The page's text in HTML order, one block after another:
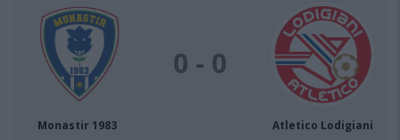
Monastir 1983
0 - 0
Atletico Lodigiani